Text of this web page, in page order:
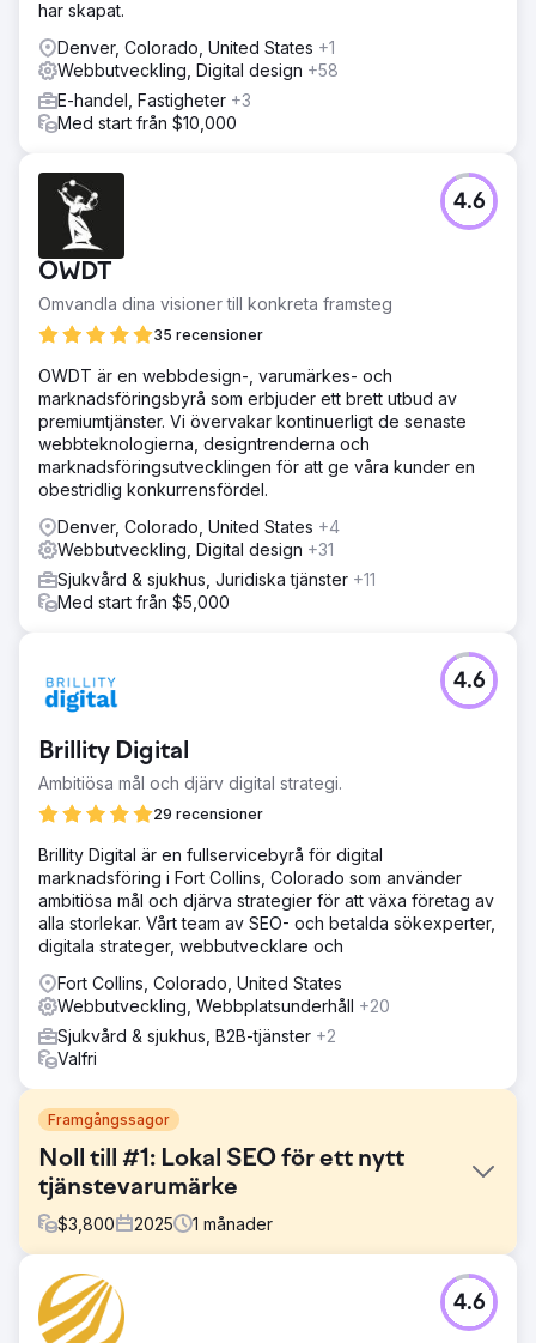
har skapat.
Denver, Colorado, United States +1
Webbutveckling, Digital design +58
E-handel, Fastigheter +3
Med start från $10,000
OWDT
Omvandla dina visioner till konkreta framsteg
35 recensioner
4.6
OWDT är en webbdesign-, varumärkes- och
marknadsföringsbyrå som erbjuder ett brett utbud av
premiumtjänster. Vi övervakar kontinuerligt de senaste
webbteknologierna, designtrenderna och
marknadsföringsutvecklingen för att ge våra kunder en
obestridlig konkurrensfördel.
Denver, Colorado, United States +4
Webbutveckling, Digital design +31
Sjukvård & sjukhus, Juridiska tjänster +11
Med start från $5,000
Brillity Digital
Ambitiösa mål och djärv digital strategi.
29 recensioner
4.6
Brillity Digital är en fullservicebyrå för digital
marknadsföring i Fort Collins, Colorado som använder
ambitiösa mål och djärva strategier för att växa företag av
alla storlekar. Vårt team av SEO- och betalda sökexperter,
digitala strateger, webbutvecklare och
Fort Collins, Colorado, United States
Webbutveckling, Webbplatsunderhåll +20
Sjukvård & sjukhus, B2B-tjänster +2
Valfri
Framgångssagor
Noll till #1: Lokal SEO för ett nytt
tjänstevarumärke
$3,800 2025 1 månader
Utmaning
Kunden lanserade utan någon digital närvaro. Ingen
webbplatshistorik. Ingen auktoritet för Google Business
4.6